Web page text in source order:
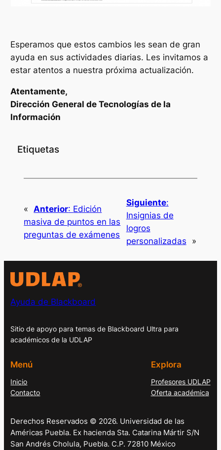
Esperamos que estos cambios les sean de gran
ayuda en sus actividades diarias. Les invitamos a
estar atentos a nuestra próxima actualización.
Atentamente,
Dirección General de Tecnologías de la
Información
Etiquetas
« Anterior: Edición
masiva de puntos en las
preguntas de exámenes
Siguiente:
Insignias de
logros
personalizadas
»
Ayuda de Blackboard
Sitio de apoyo para temas de Blackboard Ultra para
académicos de la UDLAP
Menú
Inicio
Contacto
Explora
Profesores UDLAP
Oferta académica
Derechos Reservados © 2026. Universidad de las
Américas Puebla. Ex hacienda Sta. Catarina Mártir S/N
San Andrés Cholula, Puebla. C.P. 72810 México